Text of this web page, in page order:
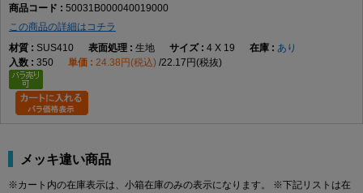
50031B000040019000
この商品の詳細はコチラ
SUS410
生地 4 X 19
あり
350
24.38円(税込) 22.17円(税抜)
メッキ違い商品
※カート内の在庫表示は、小箱在庫のみの表示になります。 ※下記リストは在